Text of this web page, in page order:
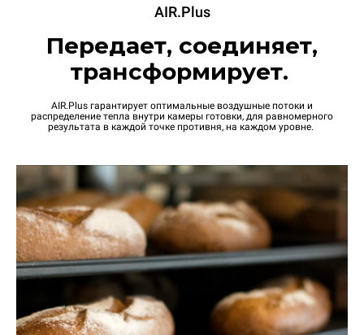
AIR.Plus
Передает, соединяет,
трансформирует.
AIR.Plus гарантирует оптимальные воздушные потоки и
распределение тепла внутри камеры готовки, для равномерного
результата в каждой точке противня, на каждом уровне.